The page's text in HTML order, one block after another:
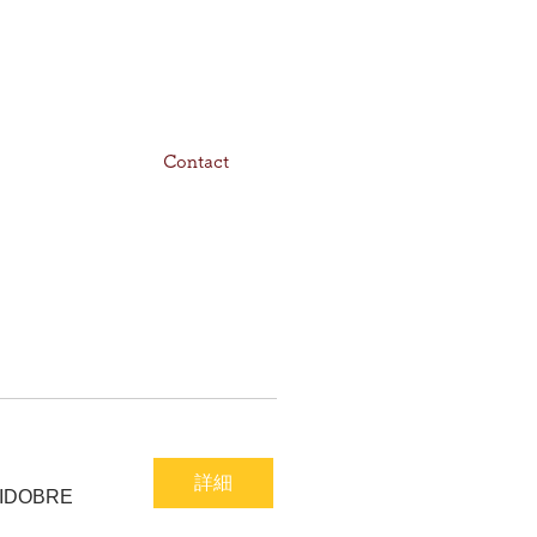
Contact
詳細